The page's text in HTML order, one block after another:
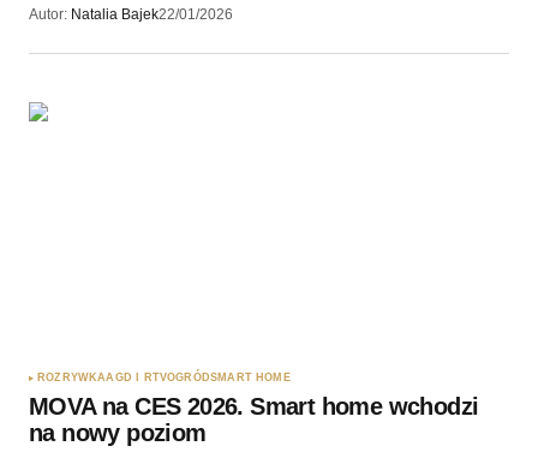
Autor: Natalia Bajek22/01/2026
ROZRYWKAAGD I RTVOGRÓDSMART HOME
MOVA na CES 2026. Smart home wchodzi
na nowy poziom